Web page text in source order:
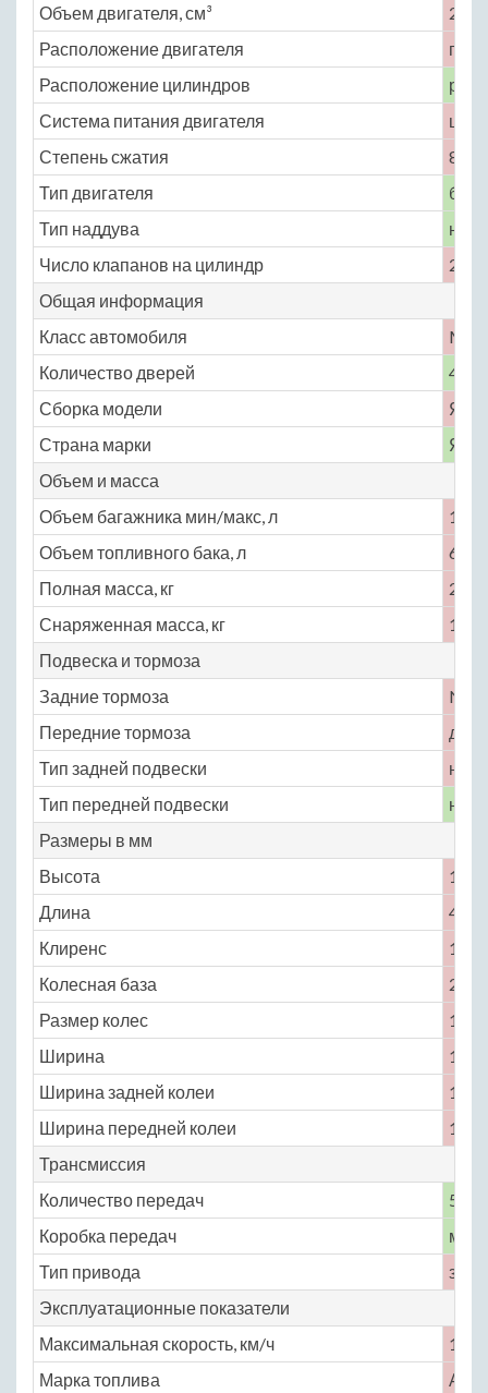
Объем двигателя, см³
2388
Расположение двигателя
Расположение цилиндров
Система питания двигателя
Степень сжатия
8.3
Тип двигателя
Тип наддува
нет
Число клапанов на цилиндр
2
Общая информация
Класс автомобиля
M
Количество дверей
4
Сборка модели
Страна марки
Объем и масса
Объем багажника мин/макс, л
1200
Объем топливного бака, л
60
Полная масса, кг
2180
Снаряженная масса, кг
1330
Подвеска и тормоза
Задние тормоза
No
Передние тормоза
Тип задней подвески
Тип передней подвески
Размеры в мм
Высота
1830
Длина
4315
Клиренс
160
Колесная база
2735
Размер колес
195
Ширина
1695
Ширина задней колеи
1450
Ширина передней колеи
1460
Трансмиссия
Количество передач
5
Коробка передач
Тип привода
Эксплуатационные показатели
Максимальная скорость, км/ч
150
Марка топлива
АИ-